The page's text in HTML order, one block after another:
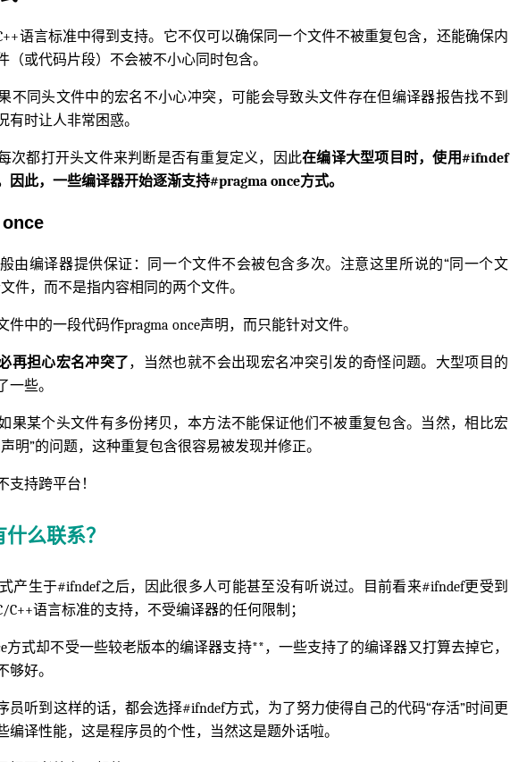
语言标准中得到支持。它不仅可以确保同一个文件不被重复包含，还能确保内
（或代码片段）不会被不小心同时包含。
不同头文件中的宏名不小心冲突，可能会导致头文件存在但编译器报告找不到
有时让人非常困惑。
次都打开头文件来判断是否有重复定义，因此在编译大型项目时，使用#ifndef
因此，一些编译器开始逐渐支持#pragma once方式。
once
般由编译器提供保证：同一个文件不会被包含多次。注意这里所说的“同一个文
件，而不是指内容相同的两个文件。
件中的一段代码作pragma once声明，而只能针对文件。
再担心宏名冲突了 ，当然也就不会出现宏名冲突引发的奇怪问题。大型项目的
一些。
果某个头文件有多份拷贝，本方法不能保证他们不被重复包含。当然，相比宏
明”的问题，这种重复包含很容易被发现并修正。
支持跨平台！
么联系？
产生于#ifndef之后，因此很多人可能甚至没有听说过。目前看来#ifndef更受到
C++语言标准的支持，不受编译器的任何限制；
方式却不受一些较老版本的编译器支持**，一些支持了的编译器又打算去掉它，
够好。
员听到这样的话，都会选择#ifndef方式，为了努力使得自己的代码“存活”时间更
编译性能，这是程序员的个性，当然这是题外话啦。